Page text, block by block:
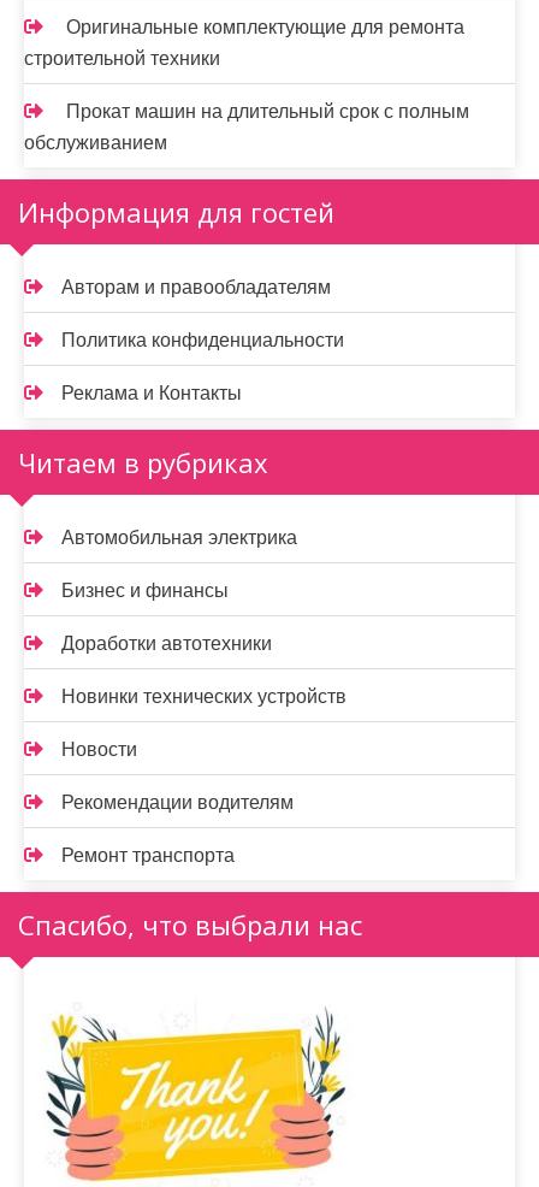
Оригинальные комплектующие для ремонта
строительной техники
Прокат машин на длительный срок с полным
обслуживанием
Информация для гостей
Авторам и правообладателям
Политика конфиденциальности
Реклама и Контакты
Читаем в рубриках
Автомобильная электрика
Бизнес и финансы
Доработки автотехники
Новинки технических устройств
Новости
Рекомендации водителям
Ремонт транспорта
Спасибо, что выбрали нас